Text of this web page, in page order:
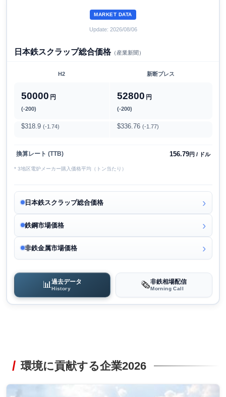
MARKET DATA
Update: 2026/08/06
日本鉄スクラップ総合価格（産業新聞）
H2 新断プレス
50000 円
(-200)
52800 円
(-200)
$318.9 (-1.74) $336.76 (-1.77)
換算レート (TTB) 156.79円 / ドル
* 3地区電炉メーカー購入価格平均（トン当たり）
日本鉄スクラップ総合価格
鉄鋼市場価格
非鉄金属市場価格
📊過去データ
History 🗞️非鉄相場配信
Morning Call
環境に貢献する企業2026